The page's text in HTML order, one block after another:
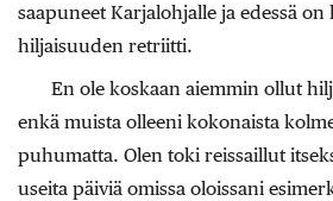
saapuneet Karjalohjalle ja edessä
hiljaisuuden retriitti.
En ole koskaan aiemmin ollut
enkä muista olleeni kokonaista
puhumatta. Olen toki reissaillut
useita päiviä omissa oloissani